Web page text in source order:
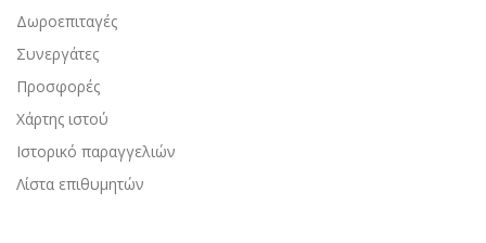
Δωροεπιταγές
Συνεργάτες
Προσφορές
Χάρτης ιστού
Ιστορικό παραγγελιών
Λίστα επιθυμητών